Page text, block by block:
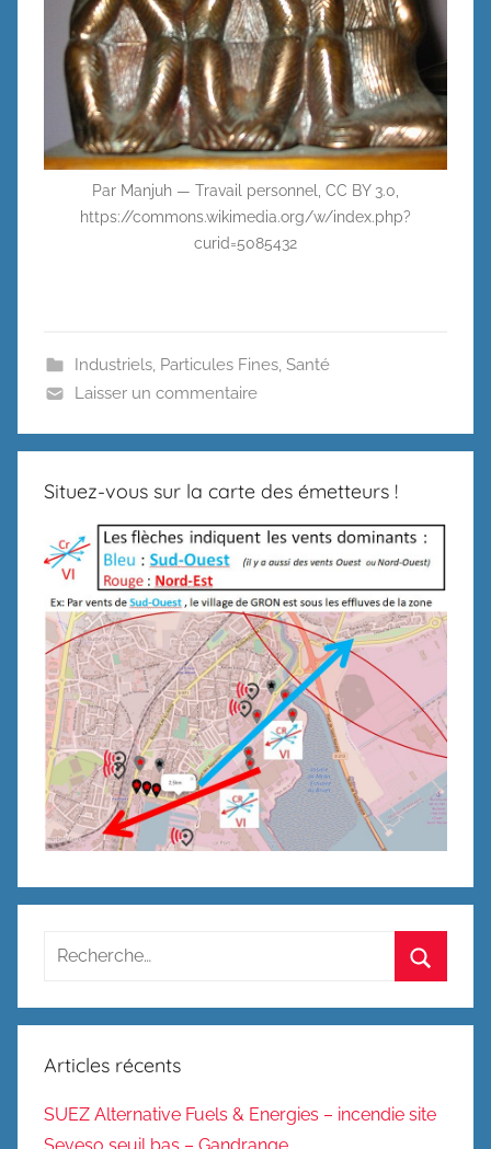
Par Manjuh — Travail personnel, CC BY 3.0,
https://commons.wikimedia.org/w/index.php?
curid=5085432
Industriels, Particules Fines, Santé
Laisser un commentaire
Situez-vous sur la carte des émetteurs !
Recherche
:
Articles récents
SUEZ Alternative Fuels & Energies – incendie site